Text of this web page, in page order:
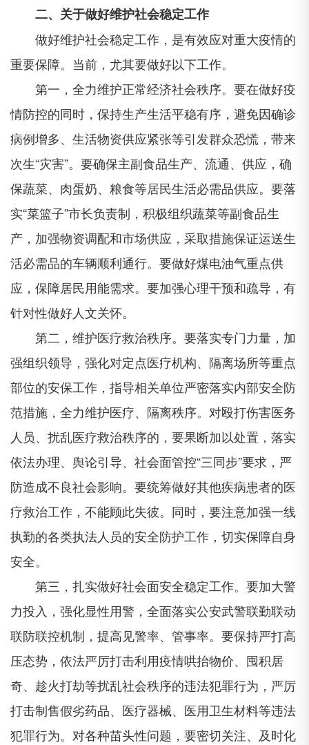
二、关于做好维护社会稳定工作
做好维护社会稳定工作，是有效应对重大疫情的
重要保障。当前，尤其要做好以下工作。
第一，全力维护正常经济社会秩序。要在做好疫
情防控的同时，保持生产生活平稳有序，避免因确诊
病例增多、生活物资供应紧张等引发群众恐慌，带来
次生“灾害”。要确保主副食品生产、流通、供应，确
保蔬菜、肉蛋奶、粮食等居民生活必需品供应。要落
实“菜篮子”市长负责制，积极组织蔬菜等副食品生
产，加强物资调配和市场供应，采取措施保证运送生
活必需品的车辆顺利通行。要做好煤电油气重点供
应，保障居民用能需求。要加强心理干预和疏导，有
针对性做好人文关怀。
第二，维护医疗救治秩序。要落实专门力量，加
强组织领导，强化对定点医疗机构、隔离场所等重点
部位的安保工作，指导相关单位严密落实内部安全防
范措施，全力维护医疗、隔离秩序。对殴打伤害医务
人员、扰乱医疗救治秩序的，要果断加以处置，落实
依法办理、舆论引导、社会面管控“三同步”要求，严
防造成不良社会影响。要统筹做好其他疾病患者的医
疗救治工作，不能顾此失彼。同时，要注意加强一线
执勤的各类执法人员的安全防护工作，切实保障自身
安全。
第三，扎实做好社会面安全稳定工作。要加大警
力投入，强化显性用警，全面落实公安武警联勤联动
联防联控机制，提高见警率、管事率。要保持严打高
压态势，依法严厉打击利用疫情哄抬物价、囤积居
奇、趁火打劫等扰乱社会秩序的违法犯罪行为，严厉
打击制售假劣药品、医疗器械、医用卫生材料等违法
犯罪行为。对各种苗头性问题，要密切关注、及时化